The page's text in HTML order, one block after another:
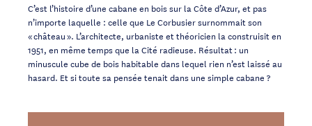
C’est l’histoire d’une cabane en bois sur la Côte d’Azur, et pas
n’importe laquelle : celle que Le Corbusier surnommait son
« château ». L’architecte, urbaniste et théoricien la construisit en
1951, en même temps que la Cité radieuse. Résultat : un
minuscule cube de bois habitable dans lequel rien n’est laissé au
hasard. Et si toute sa pensée tenait dans une simple cabane ?